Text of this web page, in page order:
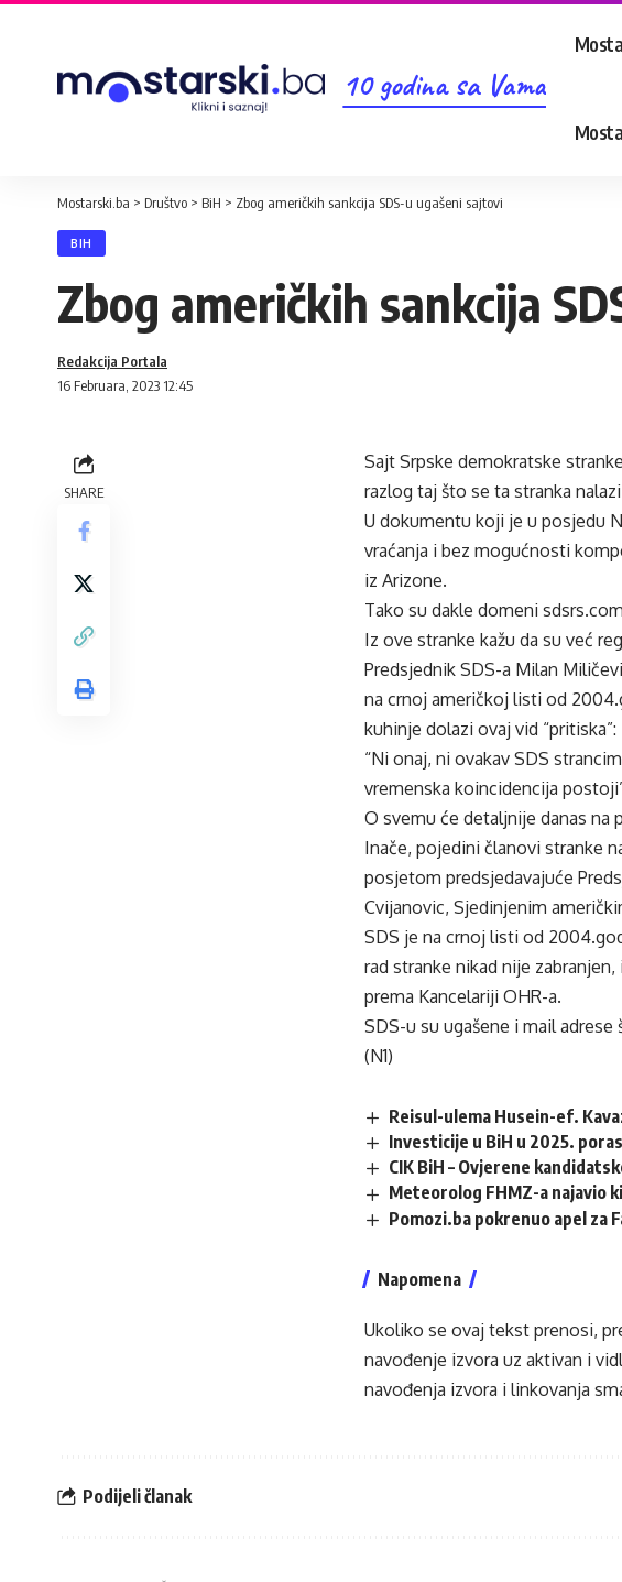
10 godina sa Vama
Mostarski.ba > Društvo > BiH > Zbog američkih sankcija SDS-u ugašeni sajtovi
BIH
Zbog američkih sankcija
16 Februara, 2023 12:45
Redakcija Portala
SHARE
Sajt Srpske demokratske
razlog taj što se ta stranka
U dokumentu koji je u posjedu
vraćanja i bez mogućnosti
iz Arizone.
Tako su dakle domeni
Iz ove stranke kažu da su već
Predsjednik SDS-a Milan
na crnoj američkoj listi od
kuhinje dolazi ovaj vid “pritiska”:
“Ni onaj, ni ovakav SDS
vremenska koincidencija
O svemu će detaljnije danas na
Inače, pojedini članovi stranke
posjetom predsjedavajuće
Cvijanovic, Sjedinjenim
SDS je na crnoj listi od
rad stranke nikad nije
prema Kancelariji OHR-a.
SDS-u su ugašene i mail
(N1)
Reisul-ulema Husein-ef.
Investicije u BiH u 2025.
CIK BiH – Ovjerene
Meteorolog FHMZ-a najavio
Pomozi.ba pokrenuo apel za
Napomena
Ukoliko se ovaj tekst prenosi,
navođenje izvora uz aktivan i
navođenja izvora i linkovanja
Podijeli članak